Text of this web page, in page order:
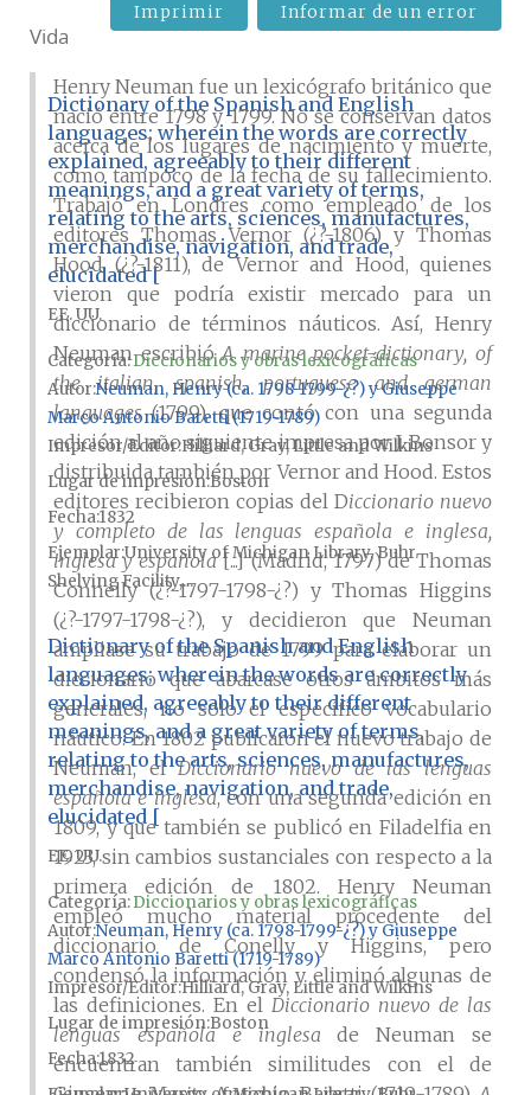
Vida
Henry Neuman fue un lexicógrafo británico que
nació entre 1798 y 1799. No se conservan datos
acerca de los lugares de nacimiento y muerte,
como tampoco de la fecha de su fallecimiento.
Trabajó en Londres como empleado de los
editores Thomas Vernor (¿?-1806) y Thomas
Hood (¿?-1811), de Vernor and Hood, quienes
vieron que podría existir mercado para un
diccionario de términos náuticos. Así, Henry
Neuman escribióA marine pocket-dictionary, of
the italian, spanish, portuguese and german
languages(1799), que contó con una segunda
edición al año siguiente impresa por J. Bonsor y
distribuida también por Vernor and Hood. Estos
editores recibieron copias del Diccionario nuevo
y completo de las lenguas española e inglesa,
inglesa y española[...] (Madrid, 1797) de Thomas
Connelly (¿?-1797-1798-¿?) y Thomas Higgins
(¿?-1797-1798-¿?), y decidieron que Neuman
ampliase su trabajo de 1799 para elaborar un
diccionario que abarcase otros ámbitos más
generales, no solo el específico vocabulario
náutico. En 1802 publicaron el nuevo trabajo de
Neuman, elDiccionario nuevo de las lenguas
española e inglesa, con una segunda edición en
1809, y que también se publicó en Filadelfia en
1923, sin cambios sustanciales con respecto a la
primera edición de 1802. Henry Neuman
empleó mucho material procedente del
diccionario de Conelly y Higgins, pero
condensó la información y eliminó algunas de
las definiciones. En elDiccionario nuevo de las
lenguas española e inglesa de Neuman se
encuentran también similitudes con el de
Imprimir Informar de un error
Dictionary of the Spanish and English
languages; wherein the words are correctly
explained, agreeably to their different
meanings, and a great variety of terms,
relating to the arts, sciences, manufactures,
merchandise, navigation, and trade,
elucidated [
EE. UU.
Categoría:Diccionarios y obras lexicográficas
Autor Neuman, Henry (ca. 1798-1799-¿?) y Giuseppe
Marco Antonio Baretti (1719-1789)
Impresor/EditorHilliard, Gray, Little and Wilkins
Lugar de impresiónBoston
Fecha1832
Ejemplar University of Michigan Library, Buhr
Shelving Facility,...
Dictionary of the Spanish and English
languages; wherein the words are correctly
explained, agreeably to their different
meanings, and a great variety of terms,
relating to the arts, sciences, manufactures,
merchandise, navigation, and trade,
elucidated [
EE. UU.
Categoría:Diccionarios y obras lexicográficas
Autor Neuman, Henry (ca. 1798-1799-¿?) y Giuseppe
Marco Antonio Baretti (1719-1789)
Impresor/EditorHilliard, Gray, Little and Wilkins
Lugar de impresiónBoston
Fecha1832